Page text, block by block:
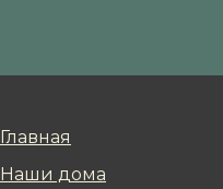
Главная
Наши дoма